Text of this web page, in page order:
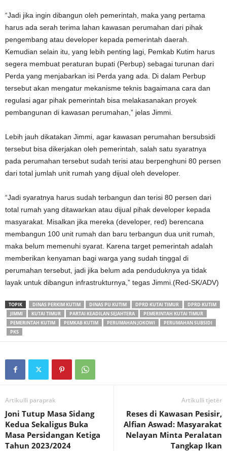
“Jadi jika ingin dibangun oleh pemerintah, maka yang pertama
harus ada serah terima lahan kawasan perumahan dari pihak
pengembang atau developer kepada pemerintah daerah.
Kemudian selain itu, yang lebih penting lagi, Pemkab Kutim harus
segera membuat peraturan bupati (Perbup) sebagai turunan dari
Perda yang menjabarkan isi Perda yang ada. Di dalam Perbup
tersebut akan mengatur mekanisme teknis bagaimana cara dan
regulasi agar pihak pemerintah bisa melakasanakan proyek
pembangunan di kawasan perumahan,” jelas Jimmi.
Lebih jauh dikatakan Jimmi, agar kawasan perumahan bersubsidi
tersebut bisa dikerjakan oleh pemerintah, salah satu syaratnya
pada perumahan tersebut sudah terisi atau berpenghuni 80 persen
dari total jumlah unit rumah yang dijual oleh developer.
“Jadi syaratnya harus sudah terbangun dan terisi 80 persen dari
total rumah yang ditawarkan atau dijual pihak developer kepada
masyarakat. Misalkan jika mereka (developer, red) berencana
membangun 100 unit rumah dan baru terbangun dua unit rumah,
maka belum memenuhi syarat. Karena target pemerintah adalah
memberikan kenyaman bagi warga yang sudah tinggal di
perumahan tersebut, jadi jika belum ada penduduknya ya tidak
layak untuk dibangun infrastrukturnya,” tegas Jimmi.(Red-SK/ADV)
TOPIK DINAS PERKIM KUTIM DINAS PU KUTIM DPRD KUTAI TIMUR
DPRD KUTIM
JIMMI
KUTAI TIMUR PARTAI KEADILAN SEJAHTERA
PEMERINTAH KUTAI TIMUR
PEMERINTAH KUTIM
PEMKAB KUTIM PERUMAHAN JOKOWI
PERUMAHAN SUBSIDI
PKS
Artikulli paraprak
Joni Tutup Masa Sidang
Kedua Sekaligus Buka
Masa Persidangan Ketiga
Tahun 2023/2024
Artikulli tjetër
Reses di Kawasan Pesisir,
Alfian Aswad: Masyarakat
Nelayan Minta Peralatan
Tangkap Ikan